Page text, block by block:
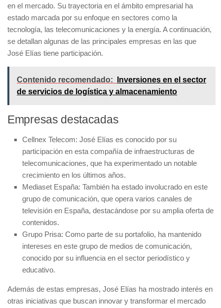
en el mercado. Su trayectoria en el ámbito empresarial ha
estado marcada por su enfoque en sectores como la
tecnología, las telecomunicaciones y la energía. A continuación,
se detallan algunas de las principales empresas en las que
José Elías tiene participación.
Contenido recomendado:
Inversiones en el sector
de servicios de logística y almacenamiento
Empresas destacadas
Cellnex Telecom: José Elías es conocido por su
participación en esta compañía de infraestructuras de
telecomunicaciones, que ha experimentado un notable
crecimiento en los últimos años.
Mediaset España: También ha estado involucrado en este
grupo de comunicación, que opera varios canales de
televisión en España, destacándose por su amplia oferta de
contenidos.
Grupo Prisa: Como parte de su portafolio, ha mantenido
intereses en este grupo de medios de comunicación,
conocido por su influencia en el sector periodístico y
educativo.
Además de estas empresas, José Elías ha mostrado interés en
otras iniciativas que buscan innovar y transformar el mercado